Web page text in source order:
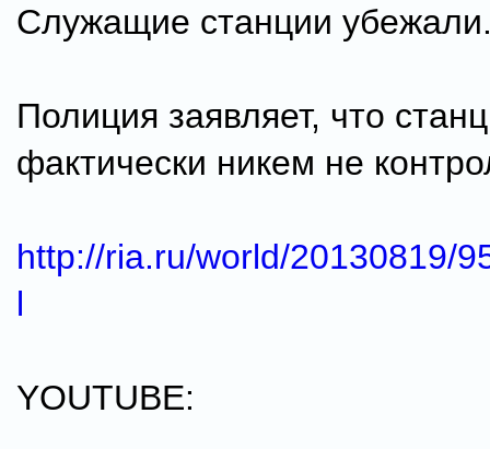
Служащие станции
Полиция заявляет, что
фактически никем не
http://ria.ru/world/20130819/
l
YOUTUBE: